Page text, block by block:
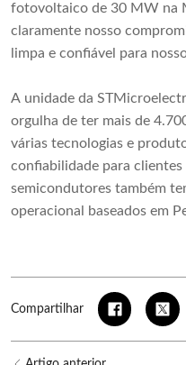
fotovoltaico de 30 MW na
claramente nosso
limpa e confiável para
A unidade da
orgulha de ter mais de
várias tecnologias e
confiabilidade para
semicondutores também
operacional baseados em
Compartilhar